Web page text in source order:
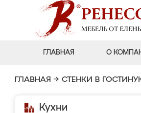
ГЛАВНАЯ О
ГЛАВНАЯ → СТЕНКИ В
Кухни